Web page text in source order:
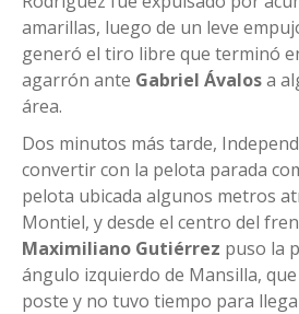
amarillas, luego de un leve
generó el tiro libre que terminó
agarrón ante Gabriel Ávalosa
área.
Dos minutos más tarde,
convertir con la pelota parada
pelota ubicada algunos metros
Montiel, y desde el centro del
Maximiliano Gutiérrez puso la
ángulo izquierdo de Mansilla,
poste y no tuvo tiempo para